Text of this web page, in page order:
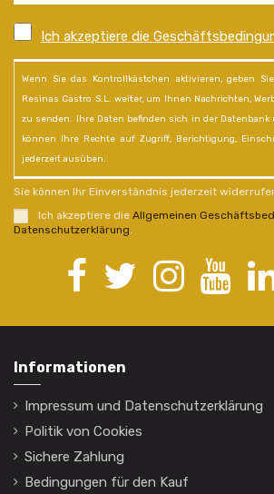
Ich akzeptiere die
Wenn Sie das Kontrollkästchen aktivieren, geben
Resinas Castro S.L. weiter, um Ihnen Nachrichten,
zu senden. Ihre Daten befinden sich in der Datenbank
können Ihre Rechte auf Zugriff, Berichtigung,
jederzeit ausüben.
Sie können Ihr Einverständnis jederzeit
Ich akzeptiere die Allgemeinen
Datenschutzerklärung.
Informationen
Impressum und Datenschutzerklärung
Politik von Cookies
Sichere Zahlung
Bedingungen für den Kauf